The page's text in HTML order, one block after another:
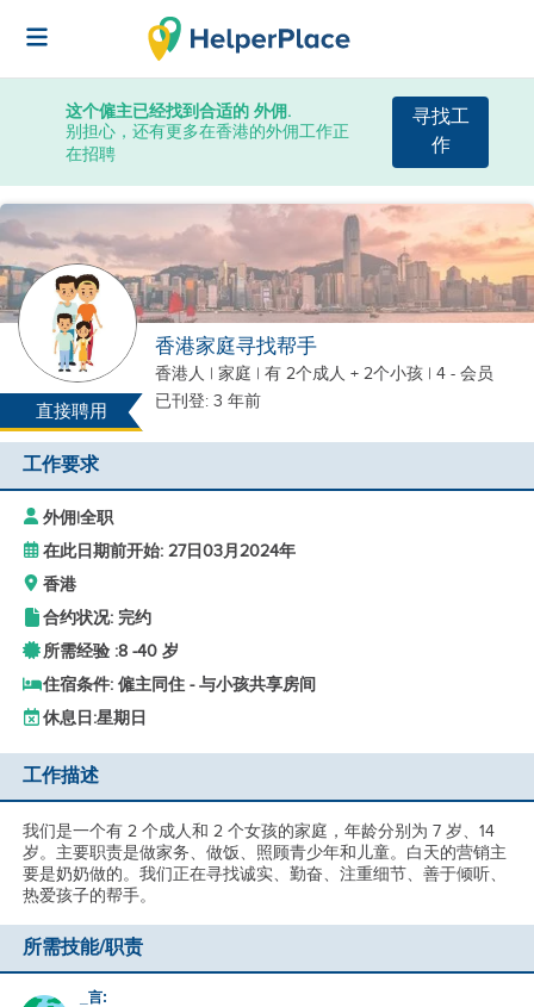
这个僱主已经找到合适的 外佣.
别担心，还有更多在香港的外佣工作正
在招聘
寻找工
作
直接聘用
香港家庭寻找帮手
香港人 | 家庭 | 有 2个成人 + 2个小孩 | 4 - 会员
已刊登: 3 年前
工作要求
外佣|全职
在此日期前开始: 27日03月2024年
香港
合约状况: 完约
所需经验 :8 -40 岁
住宿条件: 僱主同住 - 与小孩共享房间
休息日:星期日
工作描述
我们是一个有 2 个成人和 2 个女孩的家庭，年龄分别为 7 岁、14
岁。主要职责是做家务、做饭、照顾青少年和儿童。白天的营销主
要是奶奶做的。我们正在寻找诚实、勤奋、注重细节、善于倾听、
热爱孩子的帮手。
所需技能/职责
_言: